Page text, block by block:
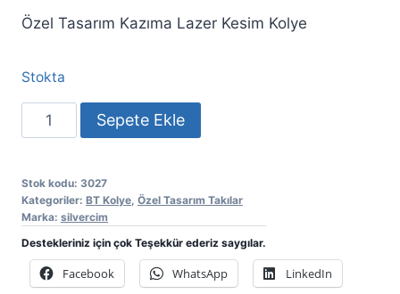
Özel Tasarım Kazıma Lazer Kesim Kolye
Stokta
Sonsuzluk
İsim
adet
Sepete Ekle
Stok kodu: 3027
Kategoriler: BT Kolye Özel Tasarım Takılar
Marka: silvercim
Destekleriniz için çok Teşekkür ederiz saygılar.
Facebook WhatsApp LinkedIn